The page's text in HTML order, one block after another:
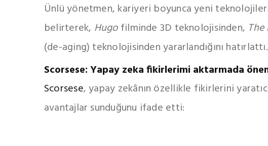
Ünlü yönetmen, kariyeri boyunca yeni
belirterek, Hugofilminde 3D teknolojisinden,
(de-aging) teknolojisinden yararlandığını hatırlattı.
Scorsese: Yapay zeka fikirlerimi aktarmada
Scorsese, yapay zekânın özellikle fikirlerini
avantajlar sunduğunu ifade etti: